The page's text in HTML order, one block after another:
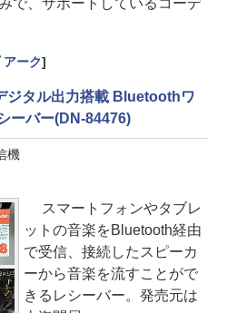
で、サポートしているコーデ
ーク]
ジタル出力搭載 Bluetoothワ
ーバー(DN-84476)
機
スマートフォンやタブレ
ットの音楽をBluetooth経由
で受信、接続したスピーカ
ーから音楽を流すことがで
きるレシーバー。発売元は